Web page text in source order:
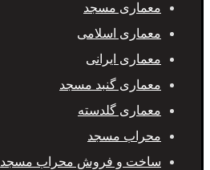
معماری مسجد
معماری اسلامی
معماری ایرانی
معماری گنبد مسجد
معماری گلدسته
محراب مسجد
ساخت و فروش محراب مسجد